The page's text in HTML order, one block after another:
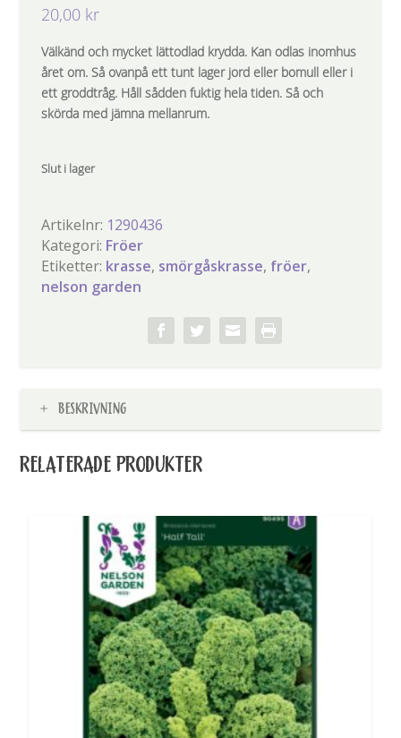
20,00 kr
Välkänd och mycket lättodlad krydda. Kan odlas inomhus
året om. Så ovanpå ett tunt lager jord eller bomull eller i
ett groddtråg. Håll sådden fuktig hela tiden. Så och
skörda med jämna mellanrum.
Slut i lager
Artikelnr: 1290436
Kategori: Fröer
Etiketter: krasse, smörgåskrasse, fröer,
nelson garden
BESKRIVNING
RELATERADE PRODUKTER